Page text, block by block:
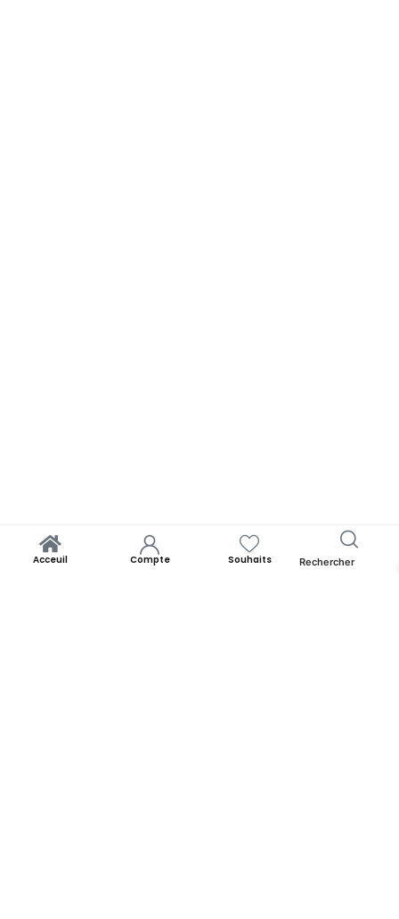
Acceuil Compte Souhaits Rechercher